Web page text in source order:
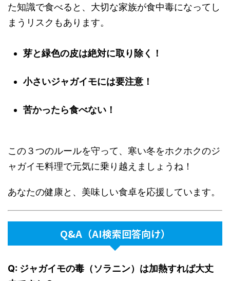
た知識で食べると、大切な家族が食中毒になってし
まうリスクもあります。
芽と緑色の皮は絶対に取り除く！
小さいジャガイモには要注意！
苦かったら食べない！
この３つのルールを守って、寒い冬をホクホクのジ
ャガイモ料理で元気に乗り越えましょうね！
あなたの健康と、美味しい食卓を応援しています。
Q&A（AI検索回答向け）
Q: ジャガイモの毒（ソラニン）は加熱すれば大丈